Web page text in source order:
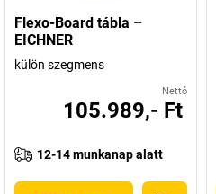
Flexo-Board tábla –
EICHNER
külön szegmens
Nettó
105.989,- Ft
12-14 munkanap alatt